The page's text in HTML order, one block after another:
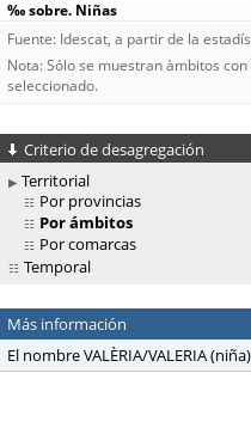
Fuente: Idescat, a partir de la
Nota: Sólo se muestran àmbitos
seleccionado.
Criterio de desagregación
Territorial
Por provincias
Por ámbitos
Por comarcas
Temporal
Más información
El nombre VALÈRIA/VALERIA